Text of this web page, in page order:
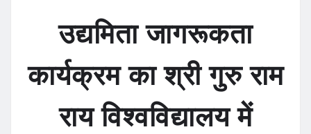
o
o
te
r
s
A
p
p
re
उद्यमिता जागरूकता
कार्यक्रम का श्री गुरु राम
राय विश्वविद्यालय में